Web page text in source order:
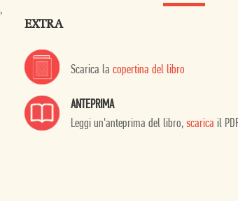
EXTRA
Scarica la copertina del libro
ANTEPRIMA
Leggi un'anteprima del libro, scarica il